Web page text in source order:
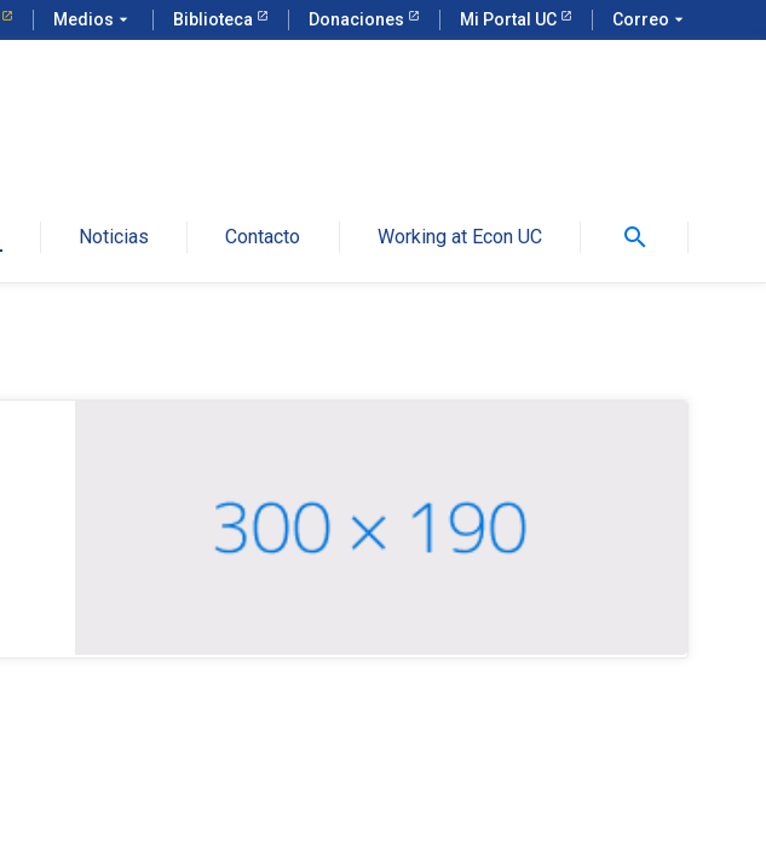
Medios arrow_drop_down Biblioteca Donaciones Mi Portal UC Correo arrow_drop_down
Noticias Contacto Working at Econ UC search